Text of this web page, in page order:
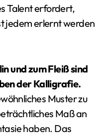
Talent erfordert,
jedem erlernt werden
und zum Fleiß sind
der Kalligrafie.
Muster zu
Maß an
haben. Das